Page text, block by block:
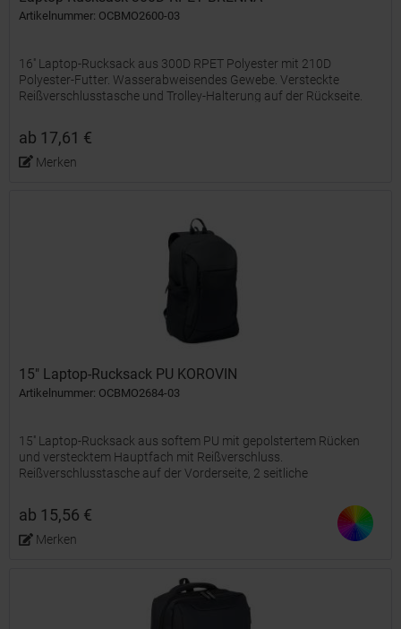
Artikelnummer: OCBMO2600-03
16'' Laptop-Rucksack aus 300D RPET Polyester mit 210D
Polyester-Futter. Wasserabweisendes Gewebe. Versteckte
Reißverschlusstasche und Trolley-Halterung auf der Rückseite.
ab 17,61 €
Merken
15" Laptop-Rucksack PU KOROVIN
Artikelnummer: OCBMO2684-03
15'' Laptop-Rucksack aus softem PU mit gepolstertem Rücken
und verstecktem Hauptfach mit Reißverschluss.
Reißverschlusstasche auf der Vorderseite, 2 seitliche
210D...
ab 15,56 €
Merken